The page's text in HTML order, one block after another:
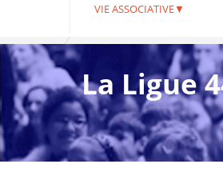
Campagne Laïcité annuelle
Ressources Laïcité
Journée de formations-actions SECD
Exposition "La France e(s)t moi"
Les actions du réseauCampagne de mobilisation
Podcast TMTC
Le CDAL 44
Nos interventions en milieu scolaire
Laïcité à l'école
Racisme et discriminations
Campagne - Liré
Ville - Nantes
Lutte contre le décrochage scolaire
Médiation par les pairs
Restauration scolaire
CQP Animateur.rice Sportif
BPJEPS MAPS éducateur.trice sportif.ve
BPJEPS ASEC - Animateur.trice socio-culturel
Catalogue Pause Méridienne
PSC - Secourisme
BAFA - Animateur.rice de colos
Junior Association
Portraits de volontaires
En groupe à la Turmelière
Group'AVélo
En groupe en Pays de la Loire
Projet éducatif de la Ligue
UNAT Pays de la Loire
Aides au départ en vacancesDécouvrir Vacances Pour Tous
Réserver sa colo en ligne
Colos apprenantes
Partir avec Vacances Passion
Réserver ses vacances en ligne
VIE ASSOCIATIVE▼
Réseau sportif UFOLEPCRVA de Loire-Atlantique
Formations LFL
Devenir bénévole
Projections
La Ligue